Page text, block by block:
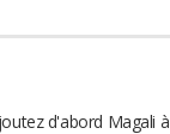
d'abord Magali à